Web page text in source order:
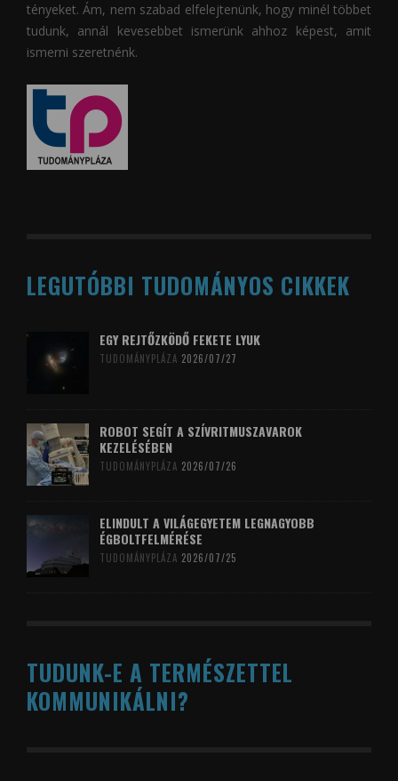
tényeket. Ám, nem szabad elfelejtenünk, hogy minél többet
tudunk, annál kevesebbet ismerünk ahhoz képest, amit
ismerni szeretnénk.
LEGUTÓBBI TUDOMÁNYOS CIKKEK
EGY REJTŐZKÖDŐ FEKETE LYUK
TUDOMÁNYPLÁZA 2026/07/27
ROBOT SEGÍT A SZÍVRITMUSZAVAROK
KEZELÉSÉBEN
TUDOMÁNYPLÁZA 2026/07/26
ELINDULT A VILÁGEGYETEM LEGNAGYOBB
ÉGBOLTFELMÉRÉSE
TUDOMÁNYPLÁZA 2026/07/25
TUDUNK-E A TERMÉSZETTEL
KOMMUNIKÁLNI?